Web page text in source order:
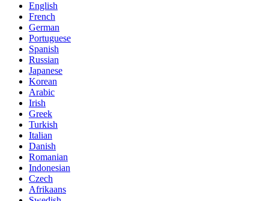
English
French
German
Portuguese
Spanish
Russian
Japanese
Korean
Arabic
Irish
Greek
Turkish
Italian
Danish
Romanian
Indonesian
Czech
Afrikaans